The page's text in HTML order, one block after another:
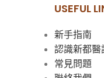
USEFUL
新手指南
認識新都醫
常見問題